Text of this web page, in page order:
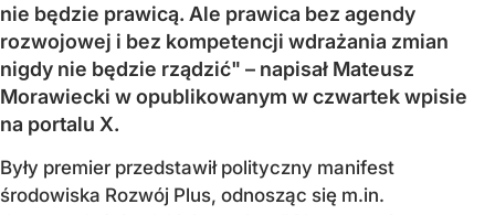
nie będzie prawicą. Ale prawica bez agendy
rozwojowej i bez kompetencji wdrażania zmian
nigdy nie będzie rządzić" – napisał Mateusz
Morawiecki w opublikowanym w czwartek wpisie
na portalu X.
Były premier przedstawił polityczny manifest
środowiska Rozwój Plus, odnosząc się m.in.